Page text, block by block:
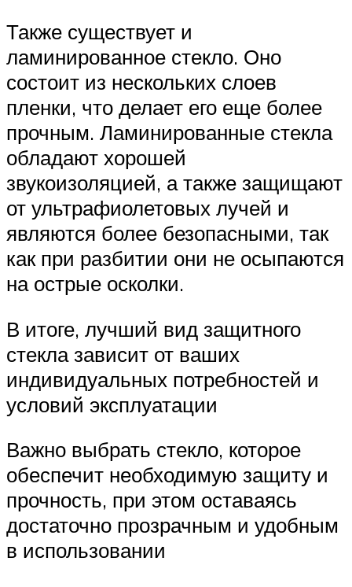
Также существует и
ламинированное стекло. Оно
состоит из нескольких слоев
пленки, что делает его еще более
прочным. Ламинированные стекла
обладают хорошей
звукоизоляцией, а также защищают
от ультрафиолетовых лучей и
являются более безопасными, так
как при разбитии они не осыпаются
на острые осколки.
В итоге, лучший вид защитного
стекла зависит от ваших
индивидуальных потребностей и
условий эксплуатации
Важно выбрать стекло, которое
обеспечит необходимую защиту и
прочность, при этом оставаясь
достаточно прозрачным и удобным
в использовании